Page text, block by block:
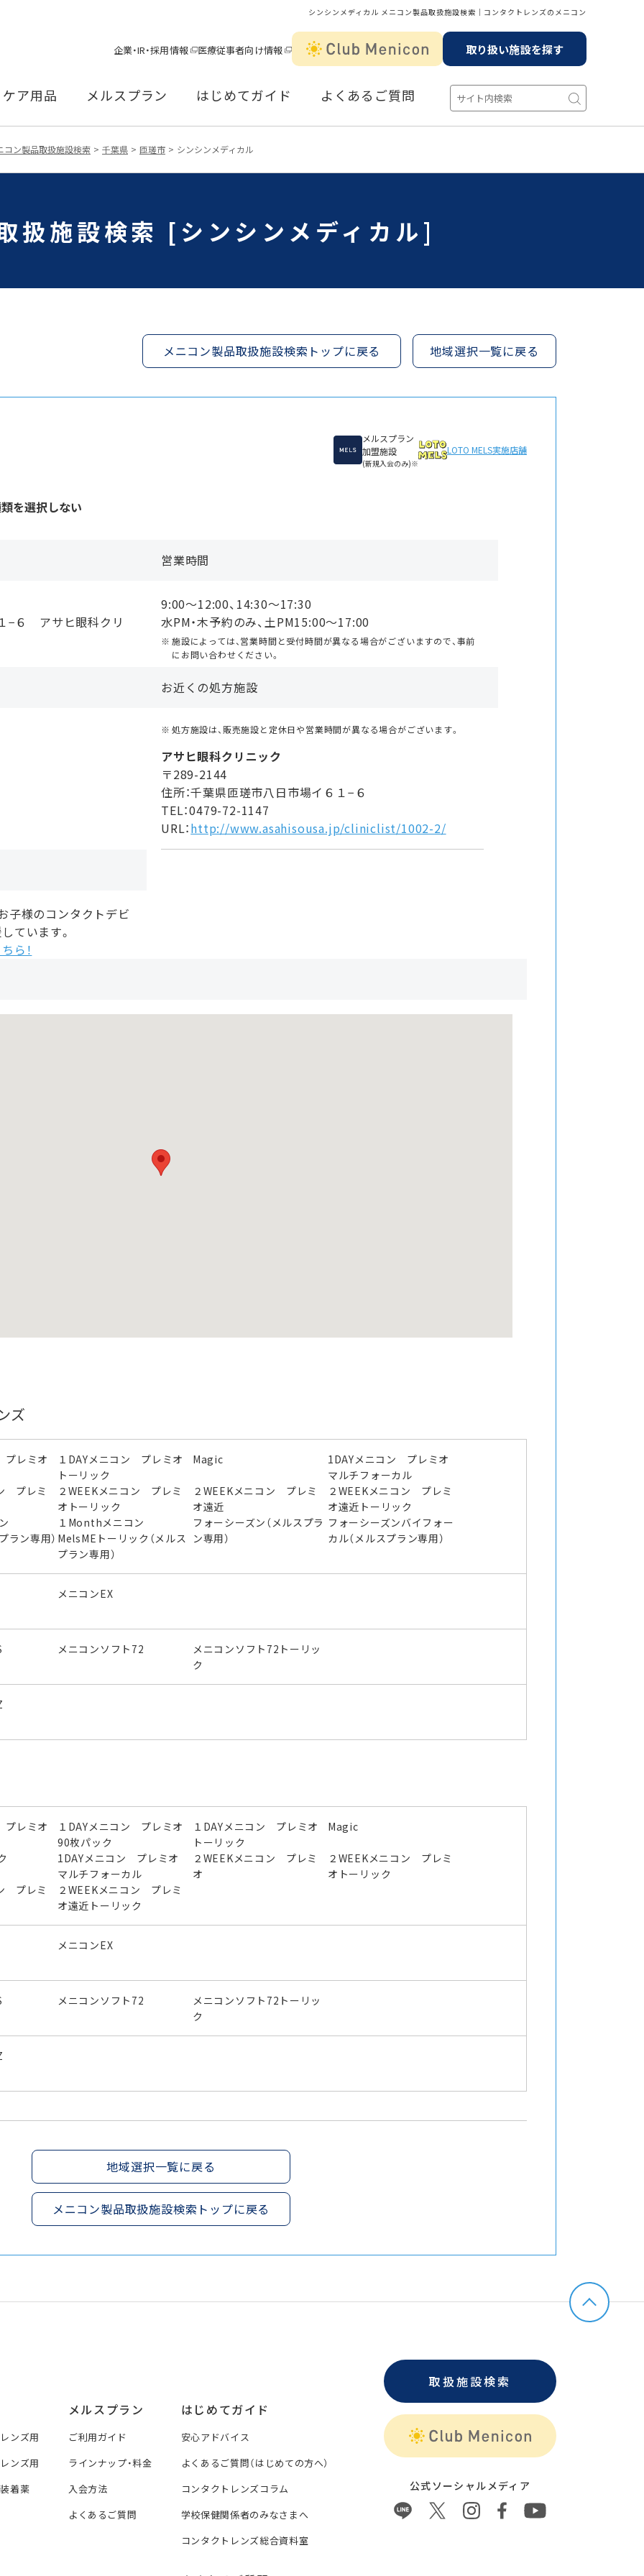
シンシンメディカル メニコン製品取扱施設検索│コンタクトレンズのメニコン
企業・IR・採用情報 医療従事者向け情報 取り扱い施設を探す
ケア用品 メルスプラン はじめてガイド よくあるご質問
コン製品取扱施設検索 千葉県 匝瑳市 シンシンメディカル
扱施設検索 [シンシンメディカル]
メニコン製品取扱施設検索トップに戻る 地域選択一覧に戻る
メルスプラン
加盟施設
(新規入会のみ)※
LOTO MELS実施店舗
を選択しない
−６ アサヒ眼科クリ
営業時間
9:00〜12:00、14:30〜17:30
水PM・木予約のみ、土PM15:00〜17:00
施設によっては、営業時間と受付時間が異なる場合がございますので、事前
にお問い合わせください。
お近くの処方施設
処方施設は、販売施設と定休日や営業時間が異なる場合がございます。
アサヒ眼科クリニック
〒289-2144
住所：千葉県匝瑳市八日市場イ６１−６
TEL：0479-72-1147
URL：http://www.asahisousa.jp/cliniclist/1002-2/
子様のコンタクトデビ
ています。
ら！
ズ
プレミオ
１DAYメニコン プレミオ
トーリック
Magic
1DAYメニコン プレミオ
マルチフォーカル
プレミ
２WEEKメニコン プレミ
オトーリック
２WEEKメニコン プレミ
オ遠近
２WEEKメニコン プレミ
オ遠近トーリック
ラン専用）
１Monthメニコン
MelsMEトーリック（メルス
プラン専用）
フォーシーズン（メルスプラ
ン専用）
フォーシーズンバイフォー
カル（メルスプラン専用）
メニコンEX
メニコンソフト72
メニコンソフト72トーリッ
ク
プレミオ
１DAYメニコン プレミオ
90枚パック
１DAYメニコン プレミオ
トーリック
Magic
1DAYメニコン プレミオ
マルチフォーカル
２WEEKメニコン プレミ
オ
２WEEKメニコン プレミ
オトーリック
プレミ
２WEEKメニコン プレミ
オ遠近トーリック
メニコンEX
メニコンソフト72
メニコンソフト72トーリッ
ク
地域選択一覧に戻る
メニコン製品取扱施設検索トップに戻る
ンズ用
ンズ用
着薬
メルスプラン
ご利用ガイド
ラインナップ・料金
入会方法
よくあるご質問
はじめてガイド
安心アドバイス
よくあるご質問（はじめての方へ）
コンタクトレンズコラム
学校保健関係者のみなさまへ
コンタクトレンズ総合資料室
取扱施設検索
公式ソーシャルメディア